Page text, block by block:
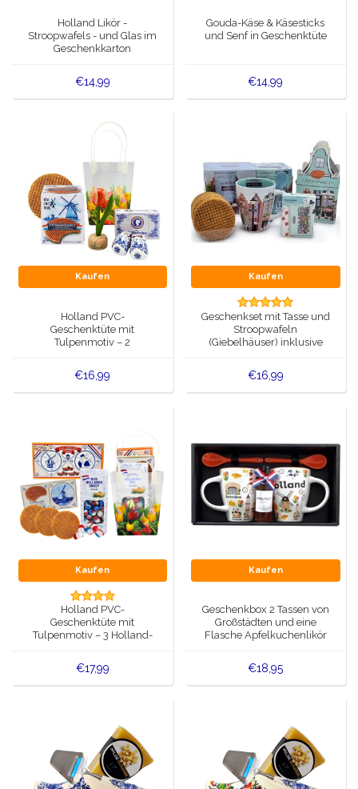
Holland Likör -
Stroopwafels - und Glas im
Geschenkkarton
€14,99
Gouda-Käse & Käsesticks
und Senf in Geschenktüte
€14,99
Kaufen
Holland PVC-
Geschenktüte mit
Tulpenmotiv – 2
€16,99
Kaufen
Geschenkset mit Tasse und
Stroopwafeln
(Giebelhäuser) inklusive
€16,99
Kaufen
Holland PVC-
Geschenktüte mit
Tulpenmotiv – 3 Holland-
€17,99
Kaufen
Geschenkbox 2 Tassen von
Großstädten und eine
Flasche Apfelkuchenlikör
€18,95